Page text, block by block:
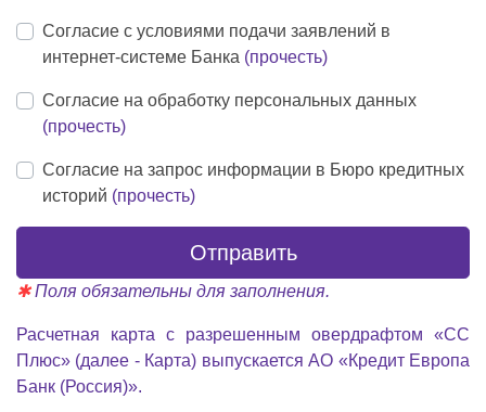
Согласие с условиями подачи заявлений в
интернет-системе Банка (прочесть)
Согласие на обработку персональных данных
(прочесть)
Согласие на запрос информации в Бюро кредитных
историй (прочесть)
Отправить
✱Поля обязательны для заполнения.
Расчетная карта с разрешенным овердрафтом «СС
Плюс» (далее - Карта) выпускается АО «Кредит Европа
Банк (Россия)».